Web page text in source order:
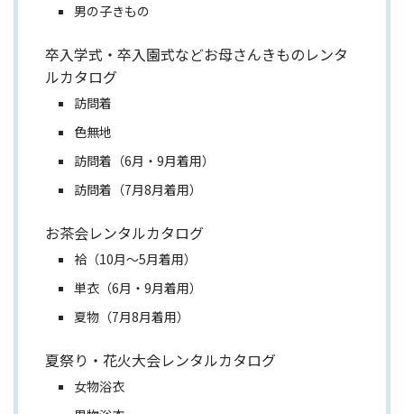
男の子きもの
卒入学式・卒入園式などお母さんきものレンタ
ルカタログ
訪問着
色無地
訪問着（6月・9月着用）
訪問着（7月8月着用）
お茶会レンタルカタログ
袷（10月～5月着用）
単衣（6月・9月着用）
夏物（7月8月着用）
夏祭り・花火大会レンタルカタログ
女物浴衣